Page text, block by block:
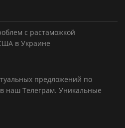
с растаможкой
в Украине
предложений по
наш Телеграм. Уникальные